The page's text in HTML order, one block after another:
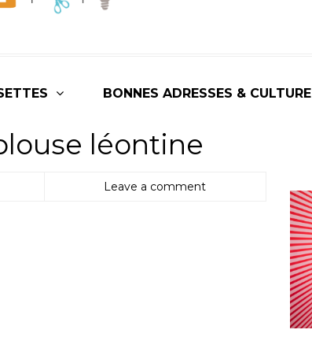
BONNES ADRESSES & CULTURE
léontine
Leave a comment